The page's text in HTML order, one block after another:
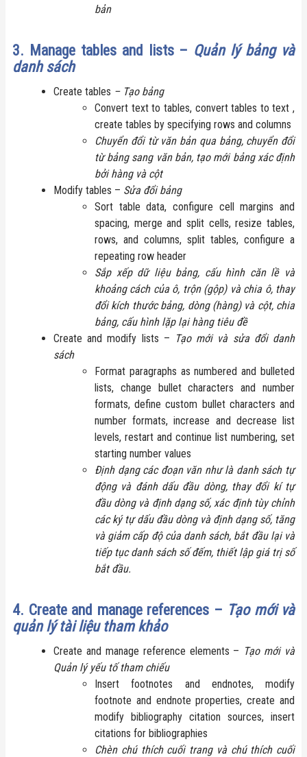
bản
3. Manage tables and lists – Quản lý bảng và
danh sách
Create tables – Tạo bảng
Convert text to tables, convert tables to text ,
create tables by specifying rows and columns
Chuyển đổi từ văn bản qua bảng, chuyển đổi
từ bảng sang văn bản, tạo mới bảng xác định
bởi hàng và cột
Modify tables – Sửa đổi bảng
Sort table data, configure cell margins and
spacing, merge and split cells, resize tables,
rows, and columns, split tables, configure a
repeating row header
Sắp xếp dữ liệu bảng, cấu hình căn lề và
khoảng cách của ô, trộn (gộp) và chia ô, thay
đổi kích thước bảng, dòng (hàng) và cột, chia
bảng, cấu hình lặp lại hàng tiêu đề
Create and modify lists – Tạo mới và sửa đổi danh
sách
Format paragraphs as numbered and bulleted
lists, change bullet characters and number
formats, define custom bullet characters and
number formats, increase and decrease list
levels, restart and continue list numbering, set
starting number values
Định dạng các đoạn văn như là danh sách tự
động và đánh dấu đầu dòng, thay đổi kí tự
đầu dòng và định dạng số, xác định tùy chỉnh
các ký tự dấu đầu dòng và định dạng số, tăng
và giảm cấp độ của danh sách, bắt đầu lại và
tiếp tục danh sách số đếm, thiết lập giá trị số
bắt đầu.
4. Create and manage references – Tạo mới và
quản lý tài liệu tham khảo
Create and manage reference elements – Tạo mới và
Quản lý yếu tố tham chiếu
Insert footnotes and endnotes, modify
footnote and endnote properties, create and
modify bibliography citation sources, insert
citations for bibliographies
Chèn chú thích cuối trang và chú thích cuối